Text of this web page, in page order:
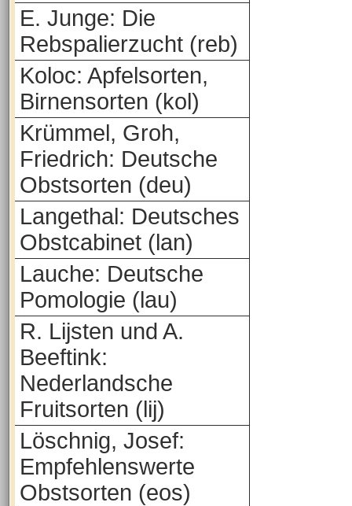
E. Junge: Die
Rebspalierzucht (reb)
Koloc: Apfelsorten,
Birnensorten (kol)
Krümmel, Groh,
Friedrich: Deutsche
Obstsorten (deu)
Langethal: Deutsches
Obstcabinet (lan)
Lauche: Deutsche
Pomologie (lau)
R. Lijsten und A.
Beeftink:
Nederlandsche
Fruitsorten (lij)
Löschnig, Josef:
Empfehlenswerte
Obstsorten (eos)